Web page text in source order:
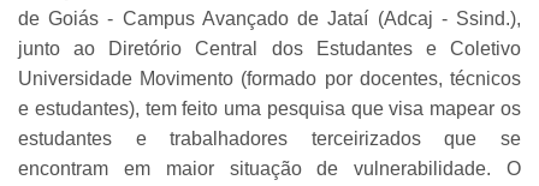
de Goiás - Campus Avançado de Jataí (Adcaj - Ssind.),
junto ao Diretório Central dos Estudantes e Coletivo
Universidade Movimento (formado por docentes, técnicos
e estudantes), tem feito uma pesquisa que visa mapear os
estudantes e trabalhadores terceirizados que se
encontram em maior situação de vulnerabilidade. O